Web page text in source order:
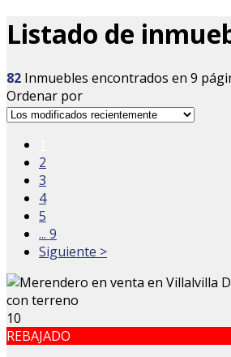
Listado de
82 Inmuebles encontrados en 9
Ordenar por
2
3
4
5
... 9
Siguiente >
10
REBAJADO